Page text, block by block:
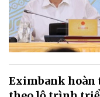
Eximbank hoàn